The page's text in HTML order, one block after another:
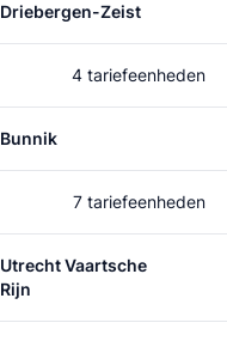
Driebergen-Zeist
4 tariefeenheden
Bunnik
7 tariefeenheden
Utrecht Vaartsche
Rijn